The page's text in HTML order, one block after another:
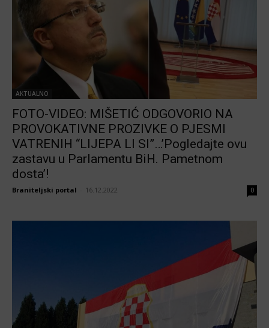
AKTUALNO
FOTO-VIDEO: MIŠETIĆ ODGOVORIO NA
PROVOKATIVNE PROZIVKE O PJESMI
VATRENIH “LIJEPA LI SI”…’Pogledajte ovu
zastavu u Parlamentu BiH. Pametnom
dosta’!
Braniteljski portal 16.12.2022 0